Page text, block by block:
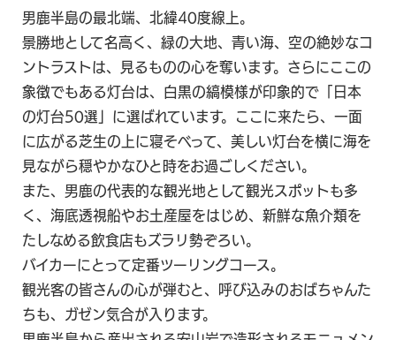
男鹿半島の最北端、北緯40度線上。
景勝地として名高く、緑の大地、青い海、空の絶妙なコ
ントラストは、見るものの心を奪います。さらにここの
象徴でもある灯台は、白黒の縞模様が印象的で「日本
の灯台50選」に選ばれています。ここに来たら、一面
に広がる芝生の上に寝そべって、美しい灯台を横に海を
見ながら穏やかなひと時をお過ごしください。
また、男鹿の代表的な観光地として観光スポットも多
く、海底透視船やお土産屋をはじめ、新鮮な魚介類を
たしなめる飲食店もズラリ勢ぞろい。
バイカーにとって定番ツーリングコース。
観光客の皆さんの心が弾むと、呼び込みのおばちゃんた
ちも、ガゼン気合が入ります。